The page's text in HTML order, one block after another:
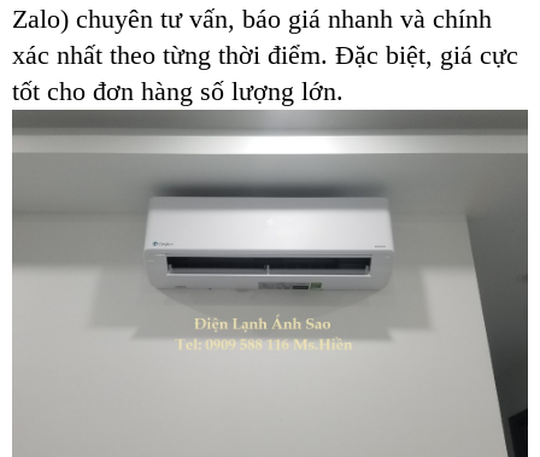
Zalo) chuyên tư vấn, báo giá nhanh và chính
xác nhất theo từng thời điểm. Đặc biệt, giá cực
tốt cho đơn hàng số lượng lớn.